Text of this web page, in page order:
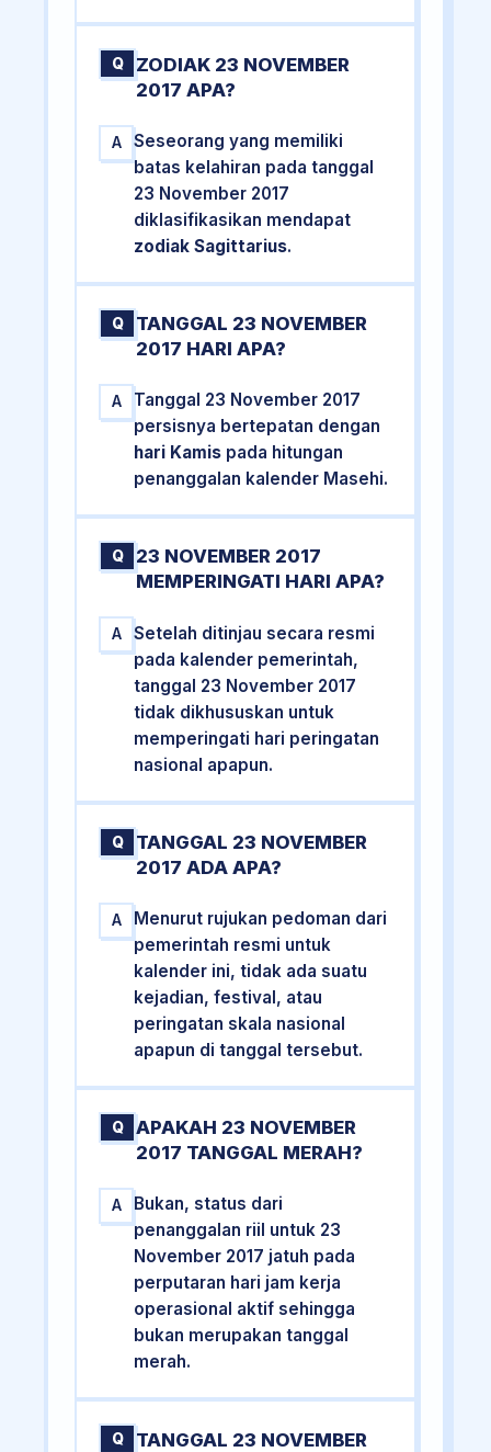
Q
ZODIAK 23 NOVEMBER
2017 APA?
A
Seseorang yang memiliki
batas kelahiran pada tanggal
23 November 2017
diklasifikasikan mendapat
zodiak Sagittarius.
Q
TANGGAL 23 NOVEMBER
2017 HARI APA?
A
Tanggal 23 November 2017
persisnya bertepatan dengan
hari Kamis pada hitungan
penanggalan kalender Masehi.
Q
23 NOVEMBER 2017
MEMPERINGATI HARI APA?
A
Setelah ditinjau secara resmi
pada kalender pemerintah,
tanggal 23 November 2017
tidak dikhususkan untuk
memperingati hari peringatan
nasional apapun.
Q
TANGGAL 23 NOVEMBER
2017 ADA APA?
A
Menurut rujukan pedoman dari
pemerintah resmi untuk
kalender ini, tidak ada suatu
kejadian, festival, atau
peringatan skala nasional
apapun di tanggal tersebut.
Q
APAKAH 23 NOVEMBER
2017 TANGGAL MERAH?
A
Bukan, status dari
penanggalan riil untuk 23
November 2017 jatuh pada
perputaran hari jam kerja
operasional aktif sehingga
bukan merupakan tanggal
merah.
Q
TANGGAL 23 NOVEMBER